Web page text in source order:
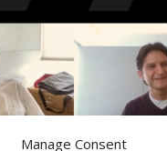
Manage Consent